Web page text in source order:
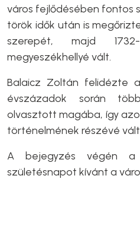
város fejlődésében fontos
török idők után is
szerepét, majd
megyeszékhellyé vált.
Balaicz Zoltán felidézte
évszázadok során
olvasztott magába, így
történelmének részévé
A bejegyzés végén a
születésnapot kívánt a